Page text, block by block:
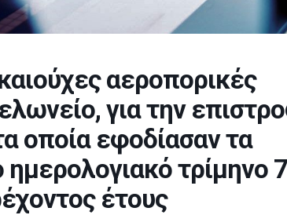
αεροπορικές
για την
οποία εφοδίασαν τα
τρίμηνο
έτους